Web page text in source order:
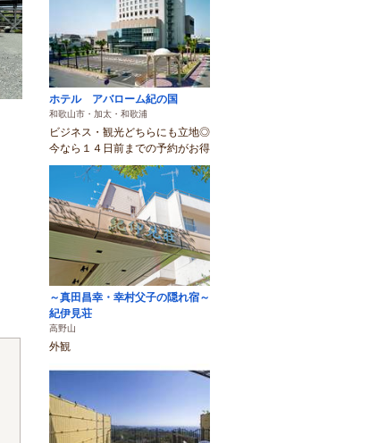
ホテル アバローム紀の国
和歌山市・加太・和歌浦
ビジネス・観光どちらにも立地◎
今なら１４日前までの予約がお得
～真田昌幸・幸村父子の隠れ宿～
紀伊見荘
高野山
外観